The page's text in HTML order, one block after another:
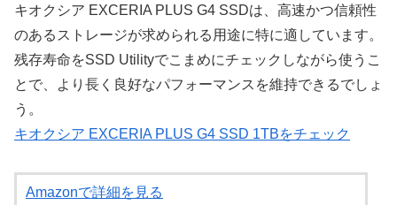
キオクシア EXCERIA PLUS G4 SSDは、高速かつ信頼性
のあるストレージが求められる用途に特に適しています。
残存寿命をSSD Utilityでこまめにチェックしながら使うこ
とで、より長く良好なパフォーマンスを維持できるでしょ
う。
キオクシア EXCERIA PLUS G4 SSD 1TBをチェック
Amazonで詳細を見る